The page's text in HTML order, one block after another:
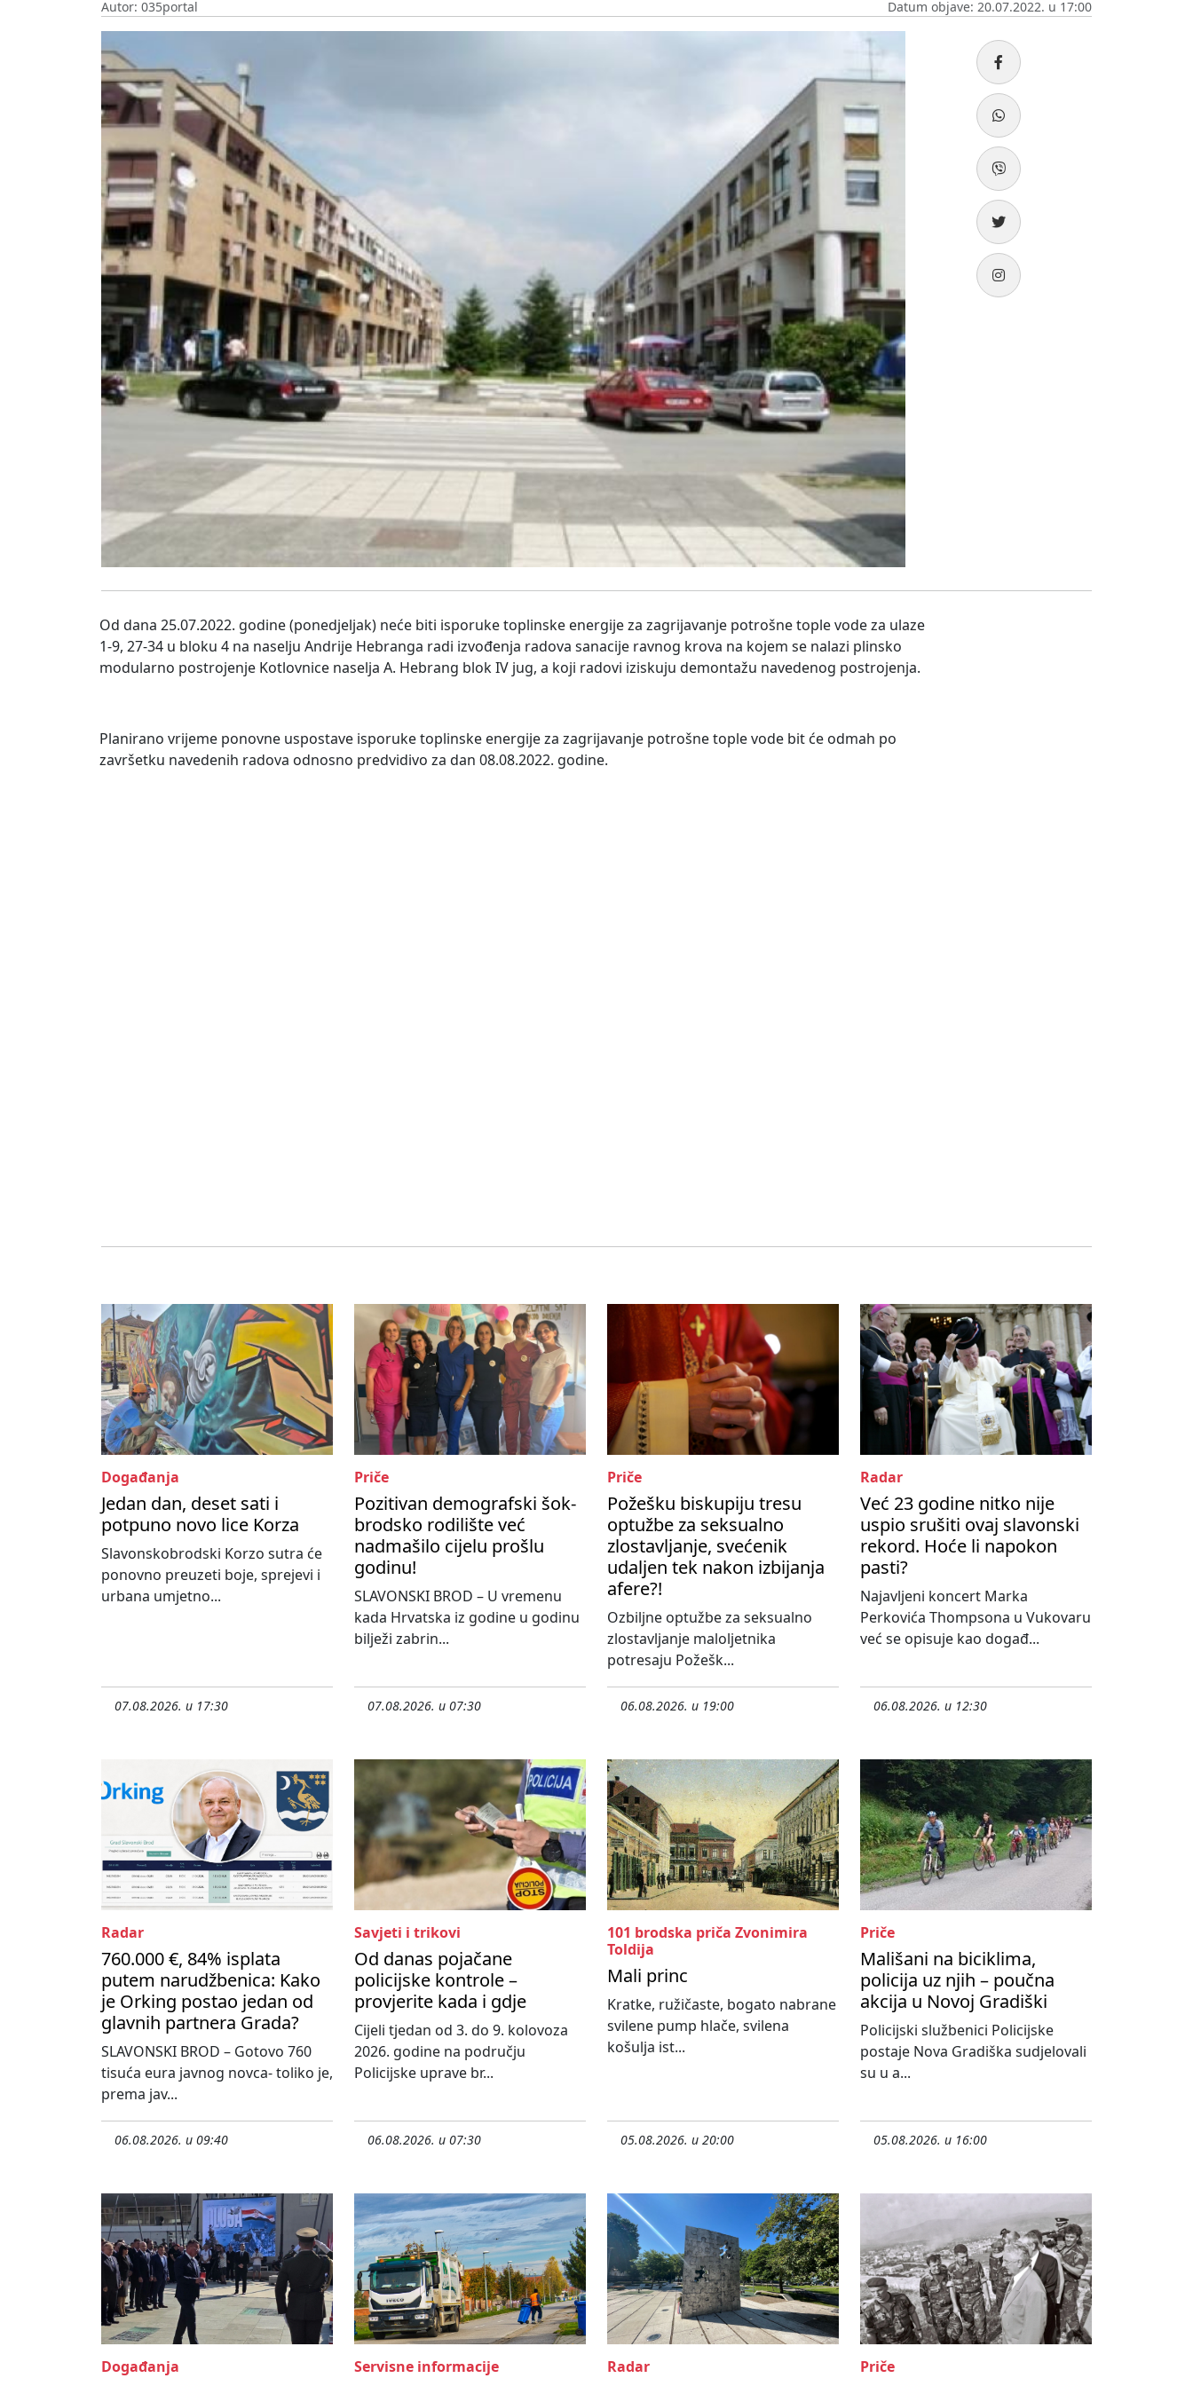
Autor: 035portal Datum objave: 20.07.2022. u 17:00
Od dana 25.07.2022. godine (ponedjeljak) neće biti isporuke toplinske energije za zagrijavanje potrošne tople vode za ulaze
1-9, 27-34 u bloku 4 na naselju Andrije Hebranga radi izvođenja radova sanacije ravnog krova na kojem se nalazi plinsko
modularno postrojenje Kotlovnice naselja A. Hebrang blok IV jug, a koji radovi iziskuju demontažu navedenog postrojenja.
Planirano vrijeme ponovne uspostave isporuke toplinske energije za zagrijavanje potrošne tople vode bit će odmah po
završetku navedenih radova odnosno predvidivo za dan 08.08.2022. godine.
Događanja
Jedan dan, deset sati i
potpuno novo lice Korza
Slavonskobrodski Korzo sutra će
ponovno preuzeti boje, sprejevi i
urbana umjetno...
07.08.2026. u 17:30
Priče
Pozitivan demografski šok-
brodsko rodilište već
nadmašilo cijelu prošlu
godinu!
SLAVONSKI BROD – U vremenu
kada Hrvatska iz godine u godinu
bilježi zabrin...
07.08.2026. u 07:30
Priče
Požešku biskupiju tresu
optužbe za seksualno
zlostavljanje, svećenik
udaljen tek nakon izbijanja
afere?!
Ozbiljne optužbe za seksualno
zlostavljanje maloljetnika
potresaju Požešk...
06.08.2026. u 19:00
Radar
Već 23 godine nitko nije
uspio srušiti ovaj slavonski
rekord. Hoće li napokon
pasti?
Najavljeni koncert Marka
Perkovića Thompsona u Vukovaru
već se opisuje kao događ...
06.08.2026. u 12:30
Radar
760.000 €, 84% isplata
putem narudžbenica: Kako
je Orking postao jedan od
glavnih partnera Grada?
SLAVONSKI BROD – Gotovo 760
tisuća eura javnog novca- toliko je,
prema jav...
06.08.2026. u 09:40
Savjeti i trikovi
Od danas pojačane
policijske kontrole –
provjerite kada i gdje
Cijeli tjedan od 3. do 9. kolovoza
2026. godine na području
Policijske uprave br...
06.08.2026. u 07:30
101 brodska priča Zvonimira
Toldija
Mali princ
Kratke, ružičaste, bogato nabrane
svilene pump hlače, svilena
košulja ist...
05.08.2026. u 20:00
Priče
Mališani na biciklima,
policija uz njih – poučna
akcija u Novoj Gradiški
Policijski službenici Policijske
postaje Nova Gradiška sudjelovali
su u a...
05.08.2026. u 16:00
Događanja Servisne informacije Radar Priče